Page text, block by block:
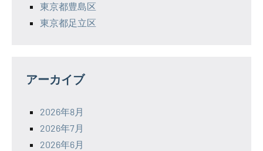
東京都豊島区
東京都足立区
アーカイブ
2026年8月
2026年7月
2026年6月